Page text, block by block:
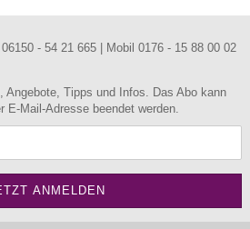
- 54 21 665 | Mobil 0176 - 15 88 00 02
Angebote, Tipps und Infos. Das Abo kann
E-Mail-Adresse beendet werden.